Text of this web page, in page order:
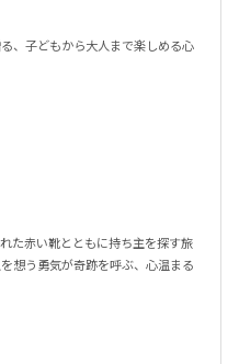
、子どもから大人まで楽しめる心
た赤い靴とともに持ち主を探す旅
想う勇気が奇跡を呼ぶ、心温まる